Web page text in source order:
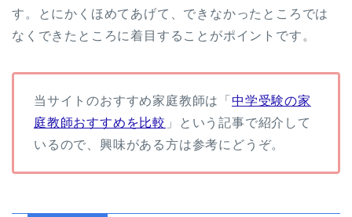
す。とにかくほめてあげて、できなかったところでは
なくできたところに着目することがポイントです。
当サイトのおすすめ家庭教師は「 中学受験の家
庭教師おすすめを比較 」という記事で紹介して
いるので、興味がある方は参考にどうぞ。